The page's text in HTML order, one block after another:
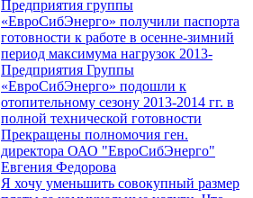
Предприятия группы
«ЕвроСибЭнерго» получили паспорта
готовности к работе в осенне-зимний
период максимума нагрузок 2013-
Предприятия Группы
«ЕвроСибЭнерго» подошли к
отопительному сезону 2013-2014 гг. в
полной технической готовности
Прекращены полномочия ген.
директора ОАО "ЕвроСибЭнерго"
Евгения Федорова
Я хочу уменьшить совокупный размер